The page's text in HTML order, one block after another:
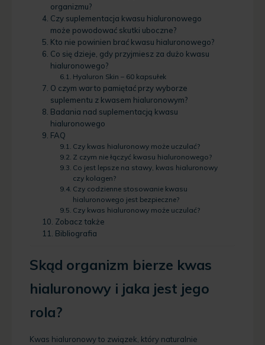
organizmu?
Czy suplementacja kwasu hialuronowego
może powodować skutki uboczne?
Kto nie powinien brać kwasu hialuronowego?
Co się dzieje, gdy przyjmiesz za dużo kwasu
hialuronowego?
Hyaluron Skin – 60 kapsułek
O czym warto pamiętać przy wyborze
suplementu z kwasem hialuronowym?
Badania nad suplementacją kwasu
hialuronowego
FAQ
Czy kwas hialuronowy może uczulać?
Z czym nie łączyć kwasu hialuronowego?
Co jest lepsze na stawy, kwas hialuronowy
czy kolagen?
Czy codzienne stosowanie kwasu
hialuronowego jest bezpieczne?
Czy kwas hialuronowy może uczulać?
Zobacz także
Bibliografia
Skąd organizm bierze kwas
hialuronowy i jaka jest jego
rola?
Kwas hialuronowy to związek, który naturalnie